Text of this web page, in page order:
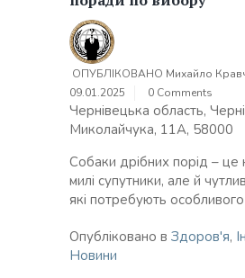
ОПУБЛІКОВАНО Михайло
09.01.2025
0 Comments
Чернівецька область,
Миколайчука, 11А, 58000
Собаки дрібних порід – це
милі супутники, але й
які потребують
Опубліковано в Здоров'я,
Новини